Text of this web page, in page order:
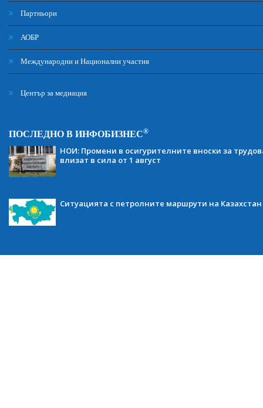
Партньори
АОБР
Международни и Национални участия
Център за медиация
ПОСЛЕДНО В ИНФОБИЗНЕС®
НОИ: Промени в осигурителните вноски за
влизат в сила от 1 август
Ситуацията с петролните маршрути на Казахстан